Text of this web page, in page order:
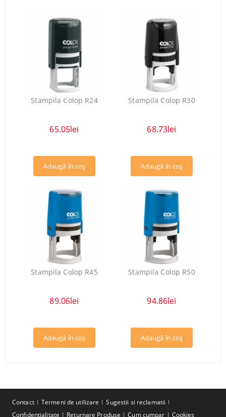
Stampila Colop R24
65.05lei
Stampila Colop R30
68.73lei
Stampila Colop R45
89.06lei
Stampila Colop R50
94.86lei
Contact Termeni de utilizare
Sugestii si reclamatii
Confidentialitate
Returnare Produse Cum cumpar Cookies